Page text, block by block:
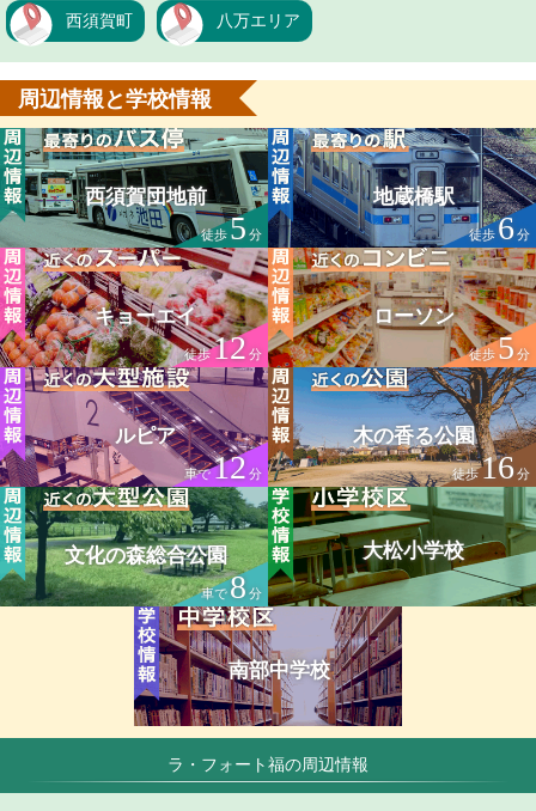
西須賀町 八万エリア
周辺情報と学校情報
西須賀団地前
徒歩5分
地蔵橋駅
徒歩6分
キョーエイ
徒歩12分
ローソン
徒歩5分
ルピア
車で12分
木の香る公園
徒歩16分
文化の森総合公園
車で8 分
大松小学校
南部中学校
ラ・フォート福の周辺情報